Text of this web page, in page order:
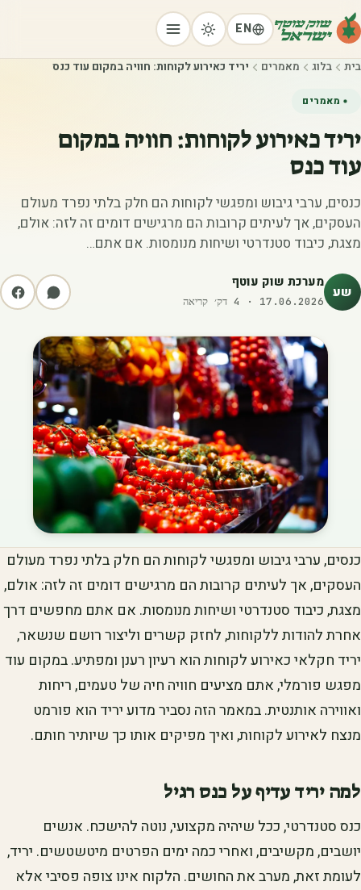
EN
בית בלוג מאמרים יריד כאירוע לקוחות: חוויה במקום עוד כנס
מאמרים
יריד כאירוע לקוחות: חוויה במקום
עוד כנס
כנסים, ערבי גיבוש ומפגשי לקוחות הם חלק בלתי נפרד מעולם
העסקים, אך לעיתים קרובות הם מרגישים דומים זה לזה: אולם,
מצגת, כיבוד סטנדרטי ושיחות מנומסות. אם אתם…
שע מערכת שוק עוטף
17.06.2026
·
4 דק׳ קריאה
כנסים, ערבי גיבוש ומפגשי לקוחות הם חלק בלתי נפרד מעולם
העסקים, אך לעיתים קרובות הם מרגישים דומים זה לזה: אולם,
מצגת, כיבוד סטנדרטי ושיחות מנומסות. אם אתם מחפשים דרך
אחרת להודות ללקוחות, לחזק קשרים וליצור רושם שנשאר,
יריד חקלאי כאירוע לקוחות הוא רעיון רענן ומפתיע. במקום עוד
מפגש פורמלי, אתם מציעים חוויה חיה של טעמים, ריחות
ואווירה אותנטית. במאמר הזה נסביר מדוע יריד הוא פורמט
מנצח לאירוע לקוחות, ואיך מפיקים אותו כך שיותיר חותם.
למה יריד עדיף על כנס רגיל
כנס סטנדרטי, ככל שיהיה מקצועי, נוטה להישכח. אנשים
יושבים, מקשיבים, ואחרי כמה ימים הפרטים מיטשטשים. יריד,
לעומת זאת, מערב את החושים. הלקוח אינו צופה פסיבי אלא